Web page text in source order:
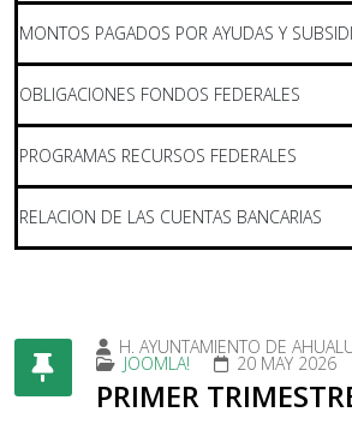
MONTOS PAGADOS POR AYUDAS Y
OBLIGACIONES FONDOS FEDERALES
PROGRAMAS RECURSOS FEDERALES
RELACION DE LAS CUENTAS BANCARIAS
H. AYUNTAMIENTO DE
JOOMLA! 20 MAY 2026
PRIMER